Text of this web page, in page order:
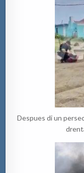
Despues di un